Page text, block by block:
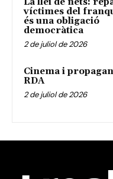
La llei de nets:
víctimes del
és una obligació
democràtica
2 de juliol de 2026
Cinema i
RDA
2 de juliol de 2026